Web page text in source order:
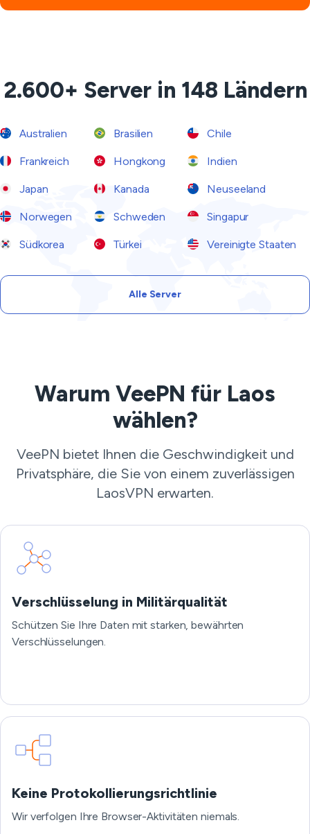
2.600+ Server in 148 Ländern
Australien Brasilien Chile
Frankreich Hongkong Indien
Japan Kanada Neuseeland
Norwegen Schweden Singapur
Südkorea Türkei Vereinigte Staaten
Alle Server
Warum VeePN für Laos
wählen?
VeePN bietet Ihnen die Geschwindigkeit und
Privatsphäre, die Sie von einem zuverlässigen
LaosVPN erwarten.
Verschlüsselung in Militärqualität
Schützen Sie Ihre Daten mit starken, bewährten
Verschlüsselungen.
Keine Protokollierungsrichtlinie
Wir verfolgen Ihre Browser-Aktivitäten niemals.